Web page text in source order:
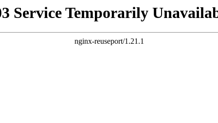
Service Temporarily
nginx-reuseport/1.21.1